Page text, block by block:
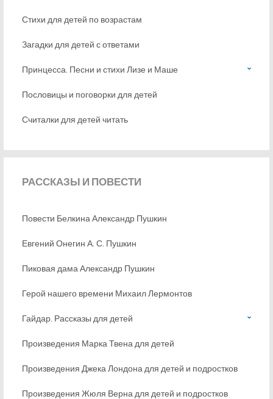
Стихи для детей по возрастам
Загадки для детей с ответами
Принцесса. Песни и стихи Лизе и Маше
Пословицы и поговорки для детей
Считалки для детей читать
РАССКАЗЫ И ПОВЕСТИ
Повести Белкина Александр Пушкин
Евгений Онегин А. С. Пушкин
Пиковая дама Александр Пушкин
Герой нашего времени Михаил Лермонтов
Гайдар. Рассказы для детей
Произведения Марка Твена для детей
Произведения Джека Лондона для детей и подростков
Произведения Жюля Верна для детей и подростков